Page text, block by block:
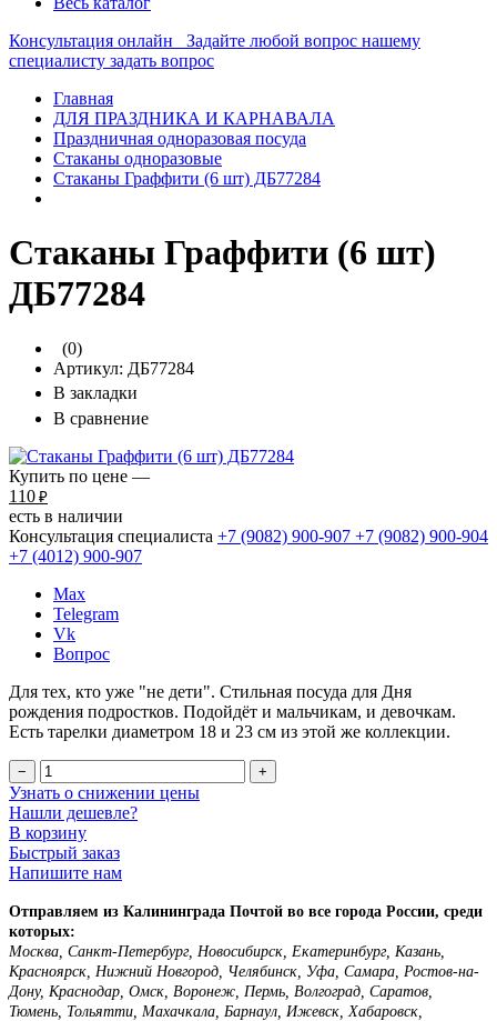
Консультация онлайн
Задайте любой вопрос нашему
специалисту задать вопрос
Главная
ДЛЯ ПРАЗДНИКА И КАРНАВАЛА
Праздничная одноразовая посуда
Стаканы одноразовые
Стаканы Граффити (6 шт) ДБ77284
Стаканы Граффити (6 шт)
ДБ77284
(0)
Артикул: ДБ77284
В закладки
В сравнение
Купить по цене —
110 ₽
есть в наличии
Консультация специалиста +7 (9082) 900-907 +7 (9082) 900-904
+7 (4012) 900-907
Max
Telegram
Vk
Вопрос
Для тех, кто уже "не дети". Стильная посуда для Дня
рождения подростков. Подойдёт и мальчикам, и девочкам.
Есть тарелки диаметром 18 и 23 см из этой же коллекции.
− +
Узнать о снижении цены
Нашли дешевле?
В корзину
Быстрый заказ
Напишите нам
Отправляем из Калининграда Почтой во все города России, среди
которых:
Москва, Санкт-Петербург, Новосибирск, Екатеринбург, Казань,
Красноярск, Нижний Новгород, Челябинск, Уфа, Самара, Ростов-на-
Дону, Краснодар, Омск, Воронеж, Пермь, Волгоград, Саратов,
Тюмень, Тольятти, Махачкала, Барнаул, Ижевск, Хабаровск,